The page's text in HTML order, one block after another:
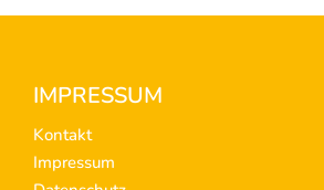
Footer
IMPRESSUM
Kontakt
Impressum